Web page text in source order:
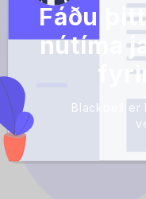
Fáðu
nútíma
Blackbell er